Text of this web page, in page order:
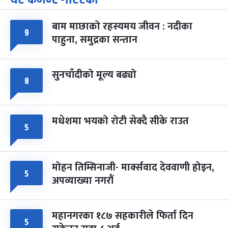
आइत चैत्र ७, २०८३-Mar 21, 2027
८ फागुपूर्णिमा
चैत्र ८, २०८३-Mar 22, 2027
७ महिना बाँकी
९ बाम माछाको रहस्यमय जीवन : नदीका
पाहुना, समुद्रका सन्तान
८ सुनचाँदीको मूल्य बढ्यो
५ मधेशमा भयको रोटी सेक्दै सीके राउत
५ मोहन तिम्सिनाजी- मार्क्सवाद देववाणी होइन,
अपव्याख्या नगरौं
५ महानगरका १८७ सहकारीले फिर्ता दिन